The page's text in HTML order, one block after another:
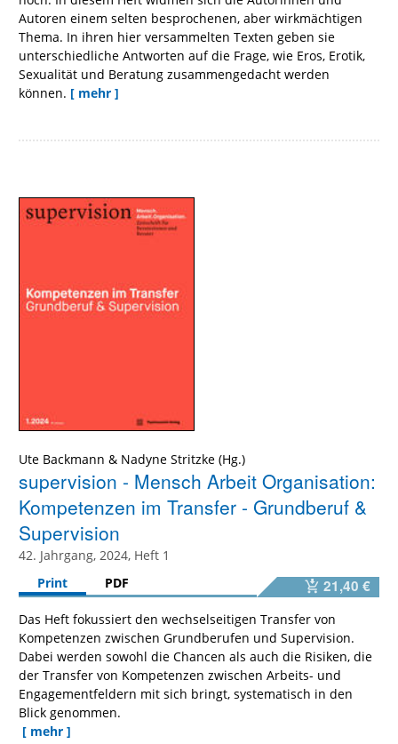
Autoren einem selten besprochenen, aber wirkmächtigen
Thema. In ihren hier versammelten Texten geben sie
unterschiedliche Antworten auf die Frage, wie Eros, Erotik,
Sexualität und Beratung zusammengedacht werden
können. [ mehr ]
Ute Backmann & Nadyne Stritzke
supervision - Mensch Arbeit Organisation:
Kompetenzen im Transfer - Grundberuf &
Supervision
42. Jahrgang, 2024, Heft 1
Print
PDF 21,40 €
Das Heft fokussiert den wechselseitigen Transfer von
Kompetenzen zwischen Grundberufen und Supervision.
Dabei werden sowohl die Chancen als auch die Risiken, die
der Transfer von Kompetenzen zwischen Arbeits- und
Engagementfeldern mit sich bringt, systematisch in den
Blick genommen.
[ mehr ]